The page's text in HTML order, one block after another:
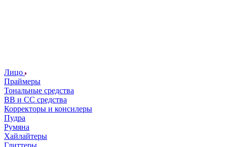
Лицо
Праймеры
Тональные средства
ВВ и СС средства
Корректоры и консилеры
Пудра
Румяна
Хайлайтеры